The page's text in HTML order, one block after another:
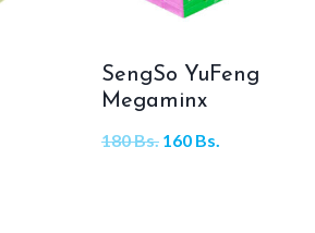
SengSo YuFeng
Megaminx
180Bs. El
160 Bs.